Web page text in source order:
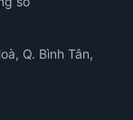
Q. Bình Tân,